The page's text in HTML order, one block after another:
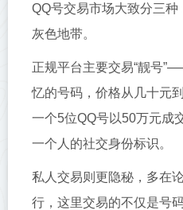
QQ号交易市场大致分三
灰色地带。
正规平台主要交易“靓号
忆的号码，价格从几十元
一个5位QQ号以50万元成
一个人的社交身份标识。
私人交易则更隐秘，多在
行，这里交易的不仅是号